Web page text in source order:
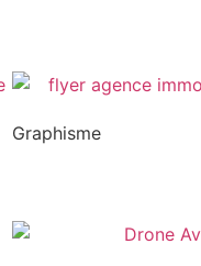
Graphisme